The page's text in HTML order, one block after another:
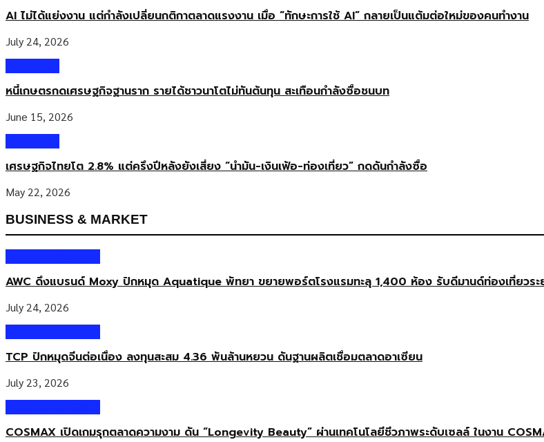
AI ไม่ได้แย่งงาน แต่กำลังเปลี่ยนกติกาตลาดแรงงาน เมื่อ “ทักษะการใช้ AI” กลายเป็นแต้มต่อใหม่ของคนทำงาน
July 24, 2026
หนี้เกษตรกดเศรษฐกิจฐานราก รายได้ชาวนาโตไม่ทันต้นทุน สะเทือนกำลังซื้อชนบท
June 15, 2026
เศรษฐกิจไทยโต 2.8% แต่ครึ่งปีหลังยังเสี่ยง “น้ำมัน-เงินเฟ้อ-ท่องเที่ยว” กดดันกำลังซื้อ
May 22, 2026
BUSINESS & MARKET
AWC ดึงแบรนด์ Moxy ปักหมุด Aquatique พัทยา ขยายพอร์ตโรงแรมทะลุ 1,400 ห้อง รับดีมานด์ท่องเที่ยวระ
July 24, 2026
TCP ปักหมุดจีนต่อเนื่อง ลงทุนสะสม 4.36 พันล้านหยวน ดันฐานผลิตเชื่อมตลาดอาเซียน
July 23, 2026
COSMAX เปิดเกมรุกตลาดความงาม ดัน “Longevity Beauty” ผ่านเทคโนโลยีชีวภาพระดับเซลล์ ในงาน